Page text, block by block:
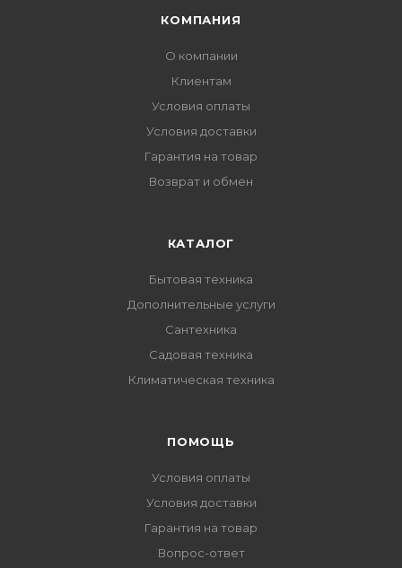
КОМПАНИЯ
О компании
Клиентам
Условия оплаты
Условия доставки
Гарантия на товар
Возврат и обмен
КАТАЛОГ
Бытовая техника
Дополнительные услуги
Сантехника
Садовая техника
Климатическая техника
ПОМОЩЬ
Условия оплаты
Условия доставки
Гарантия на товар
Вопрос-ответ